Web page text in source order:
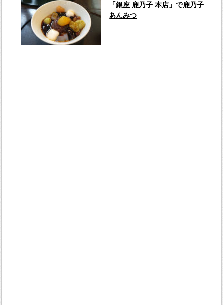
「銀座 鹿乃子 本店」で鹿乃子
あんみつ